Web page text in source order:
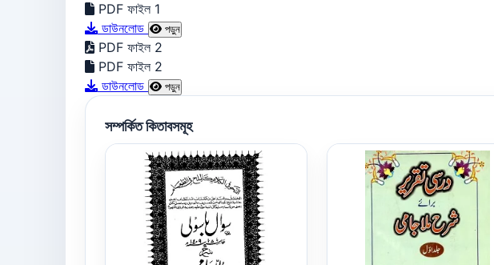
PDF ফাইল 1
ডাউনলোড
পড়ুন
PDF ফাইল 2
PDF ফাইল 2
ডাউনলোড
পড়ুন
সম্পর্কিত কিতাবসমূহ